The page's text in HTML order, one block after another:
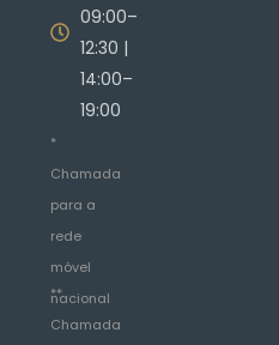
09:00–
12:30 |
14:00–
19:00
*
Chamada
para a
rede
móvel
nacional
**
Chamada